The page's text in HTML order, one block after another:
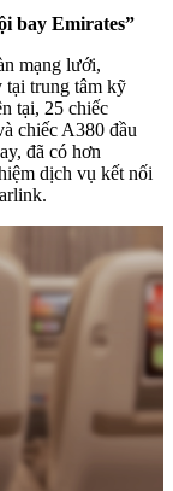
bay Emirates”
mạng lưới,
tại trung tâm kỹ
tại, 25 chiếc
chiếc A380 đầu
đã có hơn
dịch vụ kết nối